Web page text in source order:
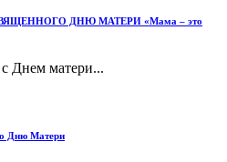
ДНЮ МАТЕРИ «Мама – это
Днем матери...
Дню Матери